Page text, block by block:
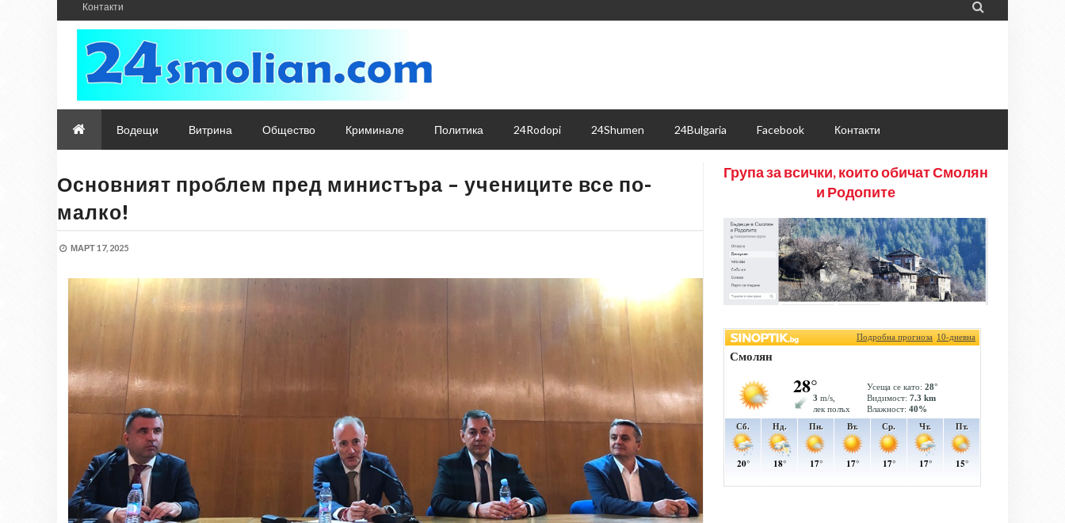
Контакти 
Водещи Витрина Общество Криминале Политика 24Rodopi 24Shumen 24Bulgaria Facebook Контакти
Основният проблем пред министъра – учениците все по-
малко!
МАРТ 17, 2025
Група за всички, които обичат Смолян
и Родопите